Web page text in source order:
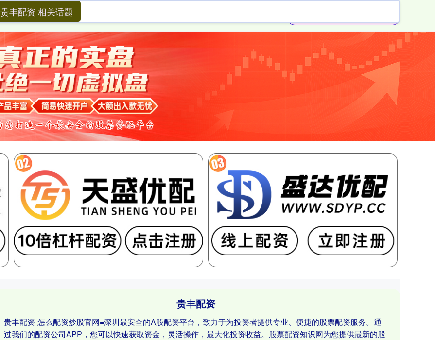
怎么配资炒股官网 短线股票配资
贵丰配资
贵丰配资-怎么配资炒股官网=深圳最安全的A股配资平台，致力于为投资者提供专业、便捷的股票配资服务。通
过我们的配资公司APP，您可以快速获取资金，灵活操作，最大化投资收益。股票配资知识网为您提供最新的股
贵丰配资 相关话题